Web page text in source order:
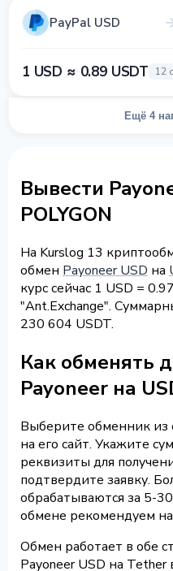
PayPal USD
1 USD ≈ 0.89 USDT 12
Ещё 4
Вывести
POLYGON
На Kurslog 13
обмен Payoneer USD на
курс сейчас 1 USD =
"Ant.Exchange".
230 604 USDT.
Как обменять
Payoneer на
Выберите обменник из
на его сайт. Укажите
реквизиты для
подтвердите заявку.
обрабатываются за 5-
обмене рекомендуем
Обмен работает в обе
Payoneer USD на Tether